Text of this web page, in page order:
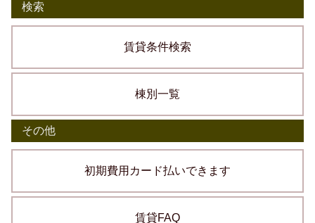
検索
賃貸条件検索
棟別一覧
その他
初期費用カード払いできます
賃貸FAQ